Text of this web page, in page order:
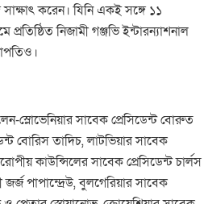
করেন। যিনি একই সঙ্গে ১১
নিজামী গঞ্জভি ইন্টারন্যাশনাল
স্লোভেনিয়ার সাবেক প্রেসিডেন্ট বোরুত
বোরিস তাদিচ, লাটভিয়ার সাবেক
কাউন্সিলের সাবেক প্রেসিডেন্ট চার্লস
জর্জ পাপান্দ্রেউ, বুলগেরিয়ার সাবেক